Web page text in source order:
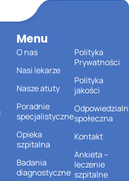
Menu
O nas
Nasi lekarze
Nasze atuty
Poradnie
specjalistyczne
Opieka
szpitalna
Badania
diagnostyczne
Polityka
Prywatności
Polityka
jakości
społeczna
Kontakt
Ankieta –
leczenie
szpitalne